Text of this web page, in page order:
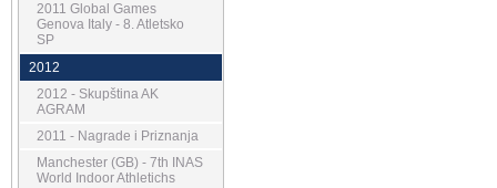
2011 Global Games
Genova Italy - 8. Atletsko
SP
2012
2012 - Skupština AK
AGRAM
2011 - Nagrade i Priznanja
Manchester (GB) - 7th INAS
World Indoor Athletichs